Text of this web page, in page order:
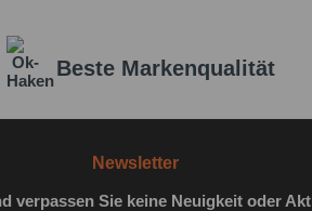
Beste Markenqualität
Newsletter
verpassen Sie keine Neuigkeit oder